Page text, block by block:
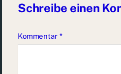
Schreibe einen
Kommentar *